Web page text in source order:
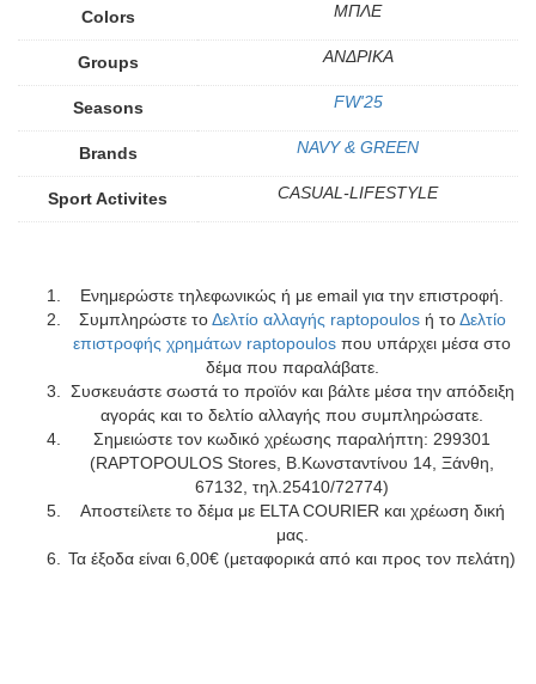
Colors ΜΠΛΕ
Groups ΑΝΔΡΙΚΑ
Seasons FW'25
Brands NAVY & GREEN
Sport Activites CASUAL-LIFESTYLE
Ενημερώστε τηλεφωνικώς ή με email για την επιστροφή.
Συμπληρώστε τοΔελτίο αλλαγής raptopoulosή τοΔελτίο
επιστροφής χρημάτων raptopoulos που υπάρχει μέσα στο
δέμα που παραλάβατε.
Συσκευάστε σωστά το προϊόν και βάλτε μέσα την απόδειξη
αγοράς και το δελτίο αλλαγής που συμπληρώσατε.
Σημειώστε τον κωδικό χρέωσης παραλήπτη: 299301
(RAPTOPOULOS Stores, Β.Κωνσταντίνου 14, Ξάνθη,
67132, τηλ.25410/72774)
Αποστείλετε το δέμα με ELTA COURIER και χρέωση δική
μας.
Τα έξοδα είναι 6,00€ (μεταφορικά από και προς τον πελάτη)